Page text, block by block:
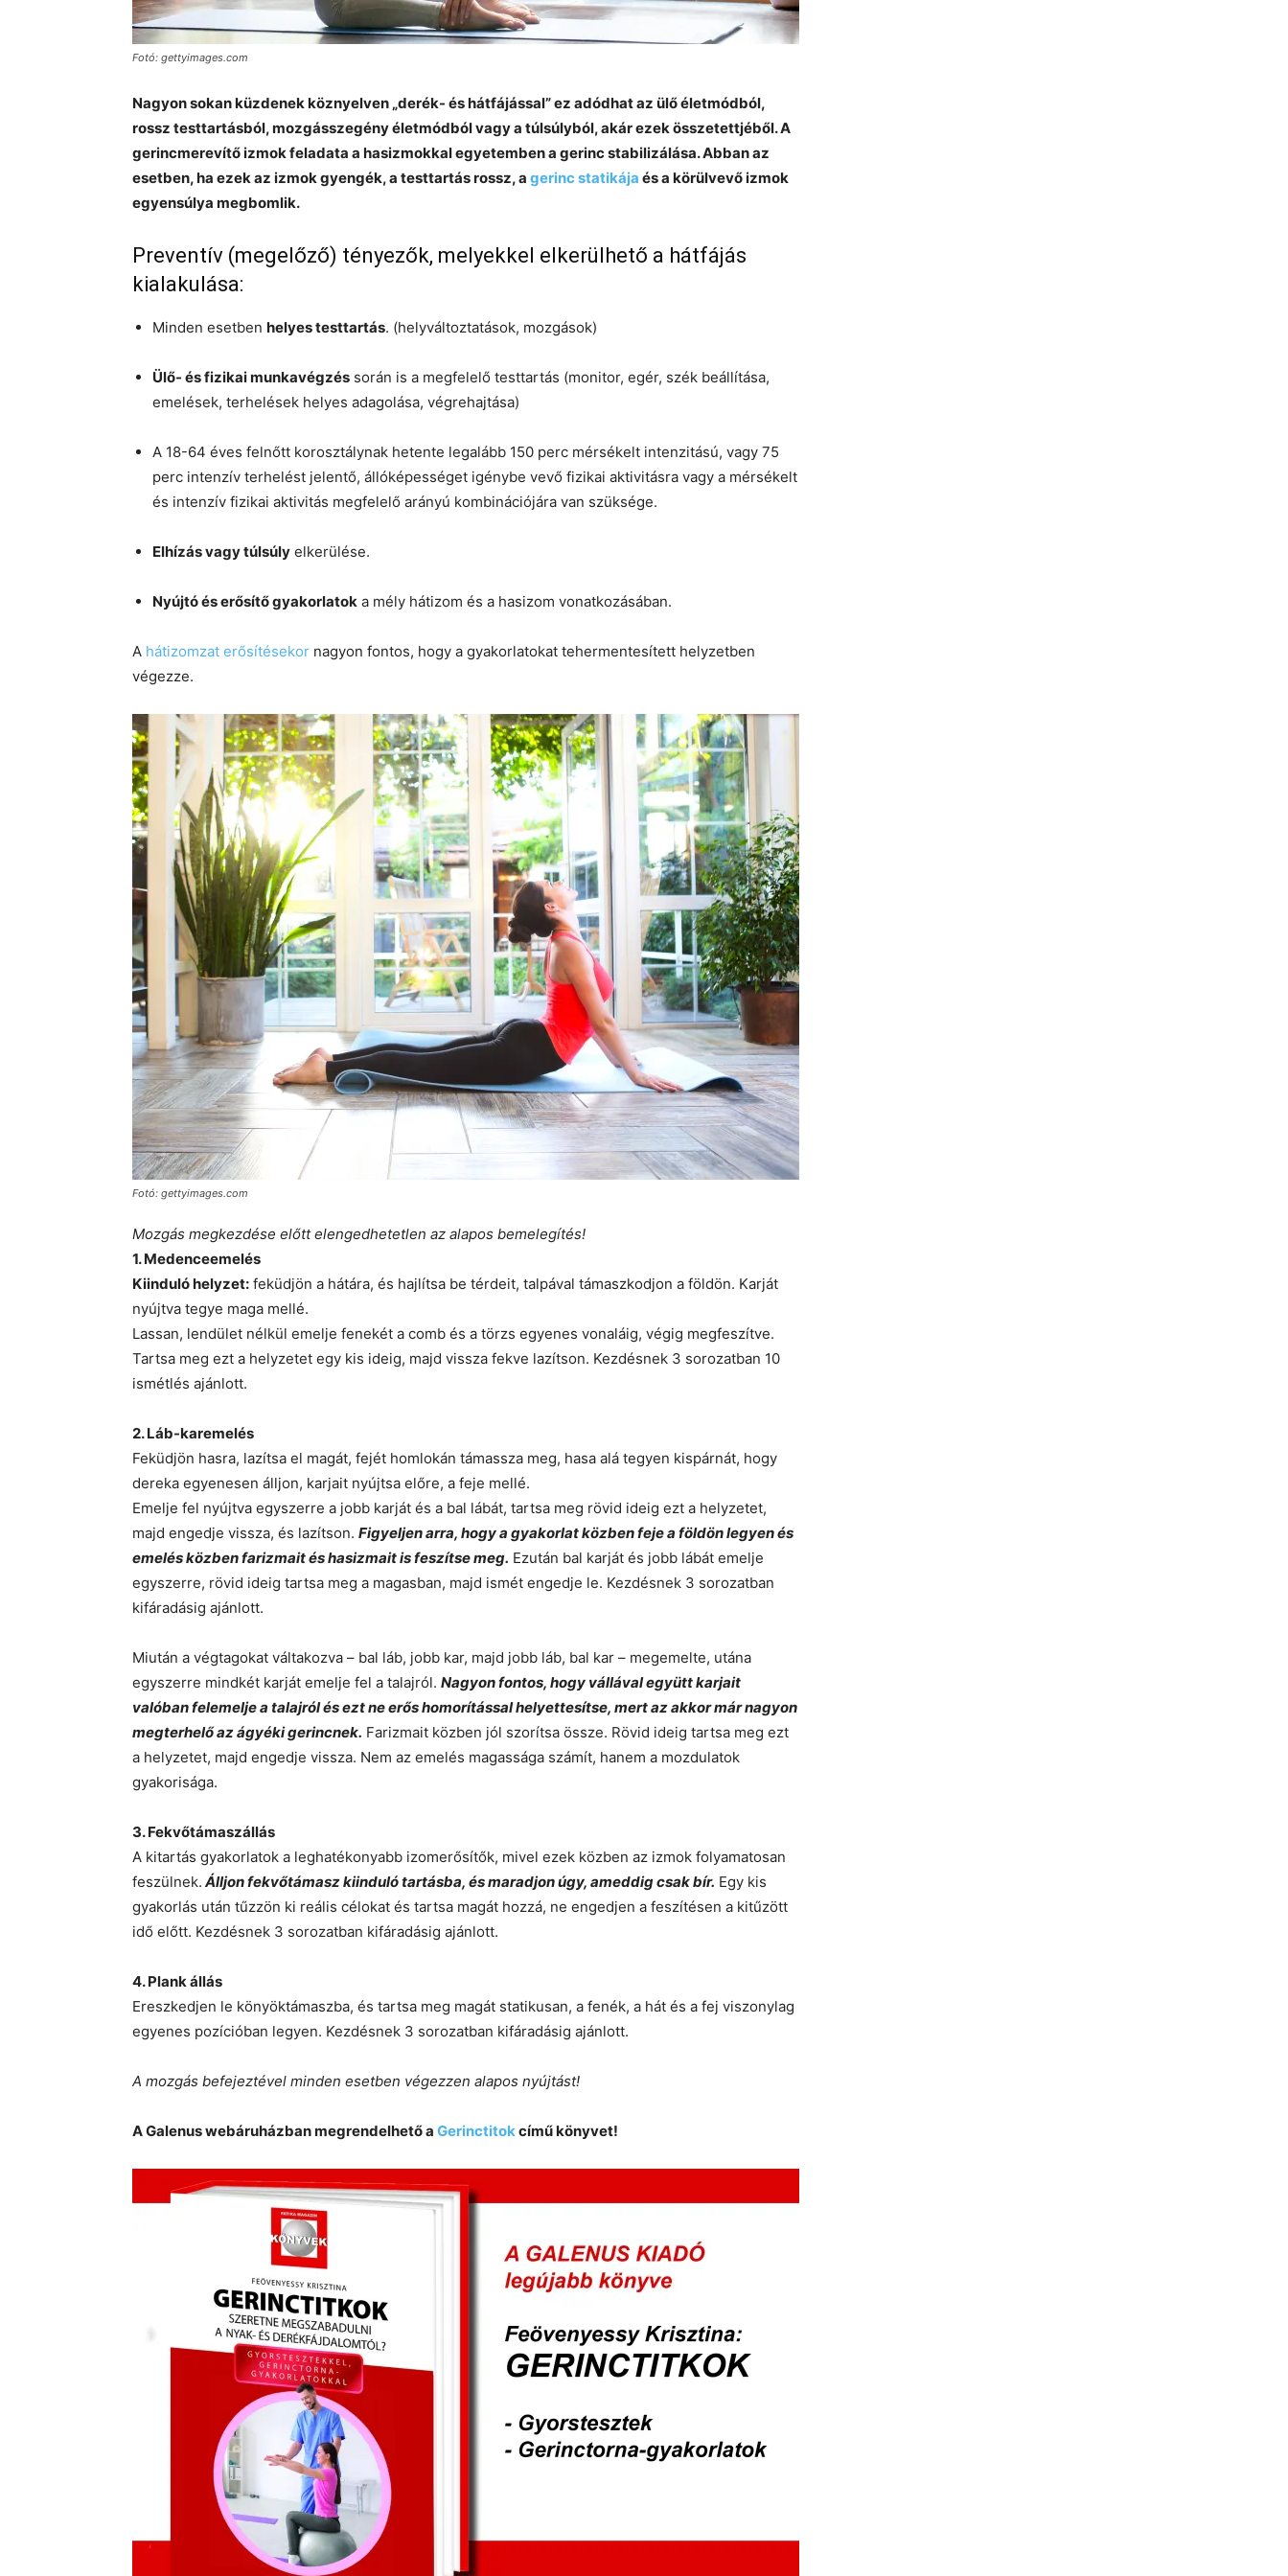
Fotó: gettyimages.com
Nagyon sokan küzdenek köznyelven „derék- és hátfájással” ez adódhat az ülő életmódból,
rossz testtartásból, mozgásszegény életmódból vagy a túlsúlyból, akár ezek összetettjéből. A
gerincmerevítő izmok feladata a hasizmokkal egyetemben a gerinc stabilizálása. Abban az
esetben, ha ezek az izmok gyengék, a testtartás rossz, a gerinc statikája és a körülvevő izmok
egyensúlya megbomlik.
Preventív (megelőző) tényezők, melyekkel elkerülhető a hátfájás
kialakulása:
Minden esetben helyes testtartás. (helyváltoztatások, mozgások)
Ülő- és fizikai munkavégzés során is a megfelelő testtartás (monitor, egér, szék beállítása,
emelések, terhelések helyes adagolása, végrehajtása)
A 18-64 éves felnőtt korosztálynak hetente legalább 150 perc mérsékelt intenzitású, vagy 75
perc intenzív terhelést jelentő, állóképességet igénybe vevő fizikai aktivitásra vagy a mérsékelt
és intenzív fizikai aktivitás megfelelő arányú kombinációjára van szüksége.
Elhízás vagy túlsúly elkerülése.
Nyújtó és erősítő gyakorlatok a mély hátizom és a hasizom vonatkozásában.
A hátizomzat erősítésekor nagyon fontos, hogy a gyakorlatokat tehermentesített helyzetben
végezze.
Fotó: gettyimages.com
Mozgás megkezdése előtt elengedhetetlen az alapos bemelegítés!
1. Medenceemelés
Kiinduló helyzet: feküdjön a hátára, és hajlítsa be térdeit, talpával támaszkodjon a földön. Karját
nyújtva tegye maga mellé.
Lassan, lendület nélkül emelje fenekét a comb és a törzs egyenes vonaláig, végig megfeszítve.
Tartsa meg ezt a helyzetet egy kis ideig, majd vissza fekve lazítson. Kezdésnek 3 sorozatban 10
ismétlés ajánlott.
2. Láb-karemelés
Feküdjön hasra, lazítsa el magát, fejét homlokán támassza meg, hasa alá tegyen kispárnát, hogy
dereka egyenesen álljon, karjait nyújtsa előre, a feje mellé.
Emelje fel nyújtva egyszerre a jobb karját és a bal lábát, tartsa meg rövid ideig ezt a helyzetet,
majd engedje vissza, és lazítson. Figyeljen arra, hogy a gyakorlat közben feje a földön legyen és
emelés közben farizmait és hasizmait is feszítse meg. Ezután bal karját és jobb lábát emelje
egyszerre, rövid ideig tartsa meg a magasban, majd ismét engedje le. Kezdésnek 3 sorozatban
kifáradásig ajánlott.
Miután a végtagokat váltakozva – bal láb, jobb kar, majd jobb láb, bal kar – megemelte, utána
egyszerre mindkét karját emelje fel a talajról. Nagyon fontos, hogy vállával együtt karjait
valóban felemelje a talajról és ezt ne erős homorítással helyettesítse, mert az akkor már nagyon
megterhelő az ágyéki gerincnek. Farizmait közben jól szorítsa össze. Rövid ideig tartsa meg ezt
a helyzetet, majd engedje vissza. Nem az emelés magassága számít, hanem a mozdulatok
gyakorisága.
3. Fekvőtámaszállás
A kitartás gyakorlatok a leghatékonyabb izomerősítők, mivel ezek közben az izmok folyamatosan
feszülnek. Álljon fekvőtámasz kiinduló tartásba, és maradjon úgy, ameddig csak bír. Egy kis
gyakorlás után tűzzön ki reális célokat és tartsa magát hozzá, ne engedjen a feszítésen a kitűzött
idő előtt. Kezdésnek 3 sorozatban kifáradásig ajánlott.
4. Plank állás
Ereszkedjen le könyöktámaszba, és tartsa meg magát statikusan, a fenék, a hát és a fej viszonylag
egyenes pozícióban legyen. Kezdésnek 3 sorozatban kifáradásig ajánlott.
A mozgás befejeztével minden esetben végezzen alapos nyújtást!
A Galenus webáruházban megrendelhető a Gerinctitokcímű könyvet!